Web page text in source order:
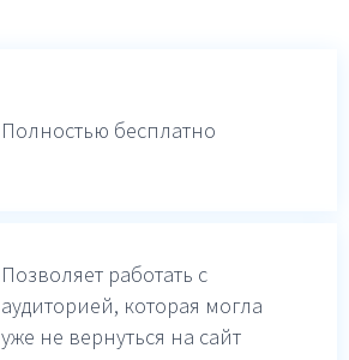
Полностью бесплатно
Позволяет работать с
аудиторией, которая могла
уже не вернуться на сайт